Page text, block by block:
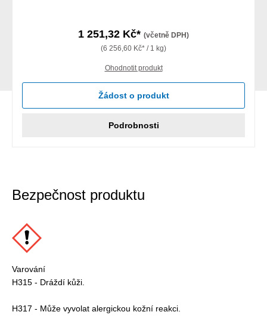
1 251,32 Kč* (včetně DPH)
(6 256,60 Kč* / 1 kg)
Ohodnotit produkt
Žádost o produkt
Podrobnosti
Bezpečnost produktu
Varování
H315 - Dráždí kůži.
H317 - Může vyvolat alergickou kožní reakci.